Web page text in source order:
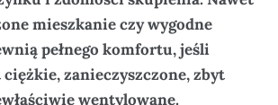
mieszkanie czy wygodne
pełnego komfortu, jeśli
zanieczyszczone, zbyt
wentylowane.